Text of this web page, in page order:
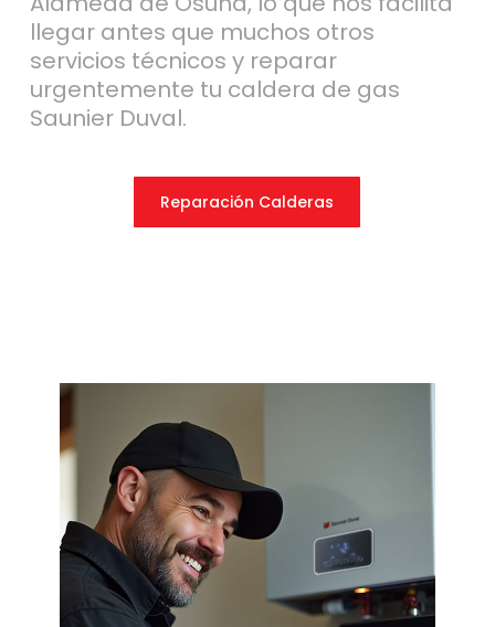
llegar antes que muchos otros
servicios técnicos y reparar
urgentemente tu caldera de gas
Saunier Duval.
Reparación Calderas